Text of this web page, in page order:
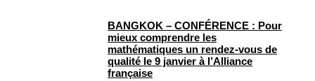
BANGKOK – CONFÉRENCE : Pour
mieux comprendre les
mathématiques un rendez-vous de
qualité le 9 janvier à l’Alliance
française